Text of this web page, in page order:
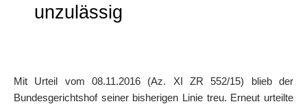
unzulässig
Mit Urteil vom 08.11.2016 (Az. XI ZR 552/15) blieb der
Bundesgerichtshof seiner bisherigen Linie treu. Erneut urteilte